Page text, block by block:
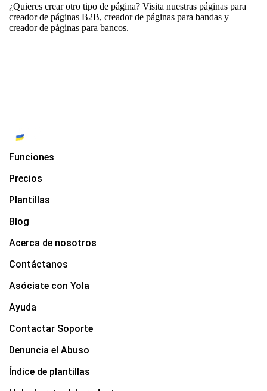
¿Quieres crear otro tipo de página? Visita nuestras páginas para
creador de páginas B2B, creador de páginas para bandas y
creador de páginas para bancos.
Funciones
Precios
Plantillas
Blog
Acerca de nosotros
Contáctanos
Asóciate con Yola
Ayuda
Contactar Soporte
Denuncia el Abuso
Índice de plantillas